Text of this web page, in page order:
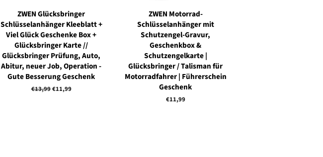
ZWEN Glücksbringer
Schlüsselanhänger Kleeblatt +
Viel Glück Geschenke Box +
Glücksbringer Karte //
Glücksbringer Prüfung, Auto,
Abitur, neuer Job, Operation -
Gute Besserung Geschenk
Normaler
€13,99Sonderpreis
€11,99
ZWEN Motorrad-
Schlüsselanhänger mit
Schutzengel-Gravur,
Geschenkbox &
Schutzengelkarte |
Glücksbringer / Talisman für
Motorradfahrer | Führerschein
Geschenk
Normaler
€11,99